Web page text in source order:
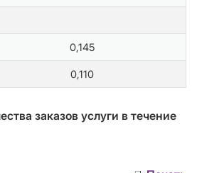
0,145
0,110
заказов услуги в течение